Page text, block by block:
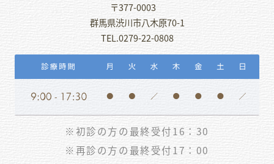
〒377-0003
群馬県渋川市八木原70-1
TEL.0279-22-0808
※初診の方の最終受付16：30
※再診の方の最終受付17：00